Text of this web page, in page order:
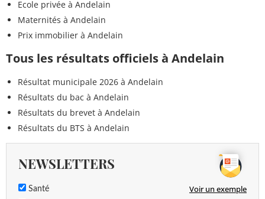
Ecole privée à Andelain
Maternités à Andelain
Prix immobilier à Andelain
Tous les résultats officiels à Andelain
Résultat municipale 2026 à Andelain
Résultats du bac à Andelain
Résultats du brevet à Andelain
Résultats du BTS à Andelain
NEWSLETTERS
Santé Voir un exemple